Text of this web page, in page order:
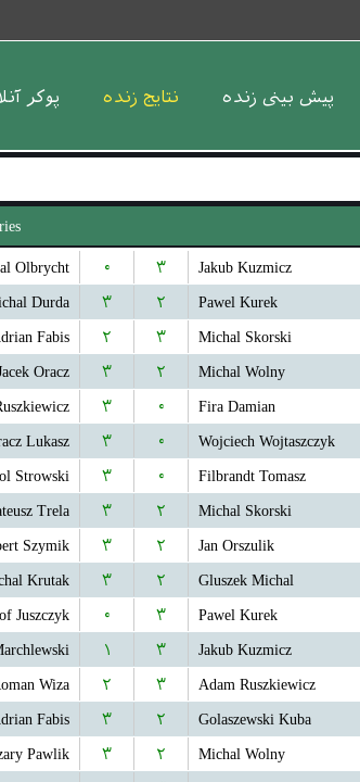
پیش بینی زنده نتایج زنده پوکر
Olbrycht ۰ ۳ Jakub Kuzmicz
Durda
۳ ۲ Pawel Kurek
Fabis
۲ ۳ Michal Skorski
Oracz
۳ ۲ Michal Wolny
۳ ۰ Fira Damian
Lukasz
۳ ۰ Wojciech Wojtaszczyk
Strowski
۳ ۰ Filbrandt Tomasz
Trela
۳ ۲ Michal Skorski
Szymik
۳ ۲ Jan Orszulik
Krutak
۳ ۲ Gluszek Michal
Juszczyk
۰ ۳ Pawel Kurek
۱ ۳ Jakub Kuzmicz
Wiza
۲ ۳ Adam Ruszkiewicz
Fabis
۳ ۲ Golaszewski Kuba
Pawlik
۳ ۲ Michal Wolny